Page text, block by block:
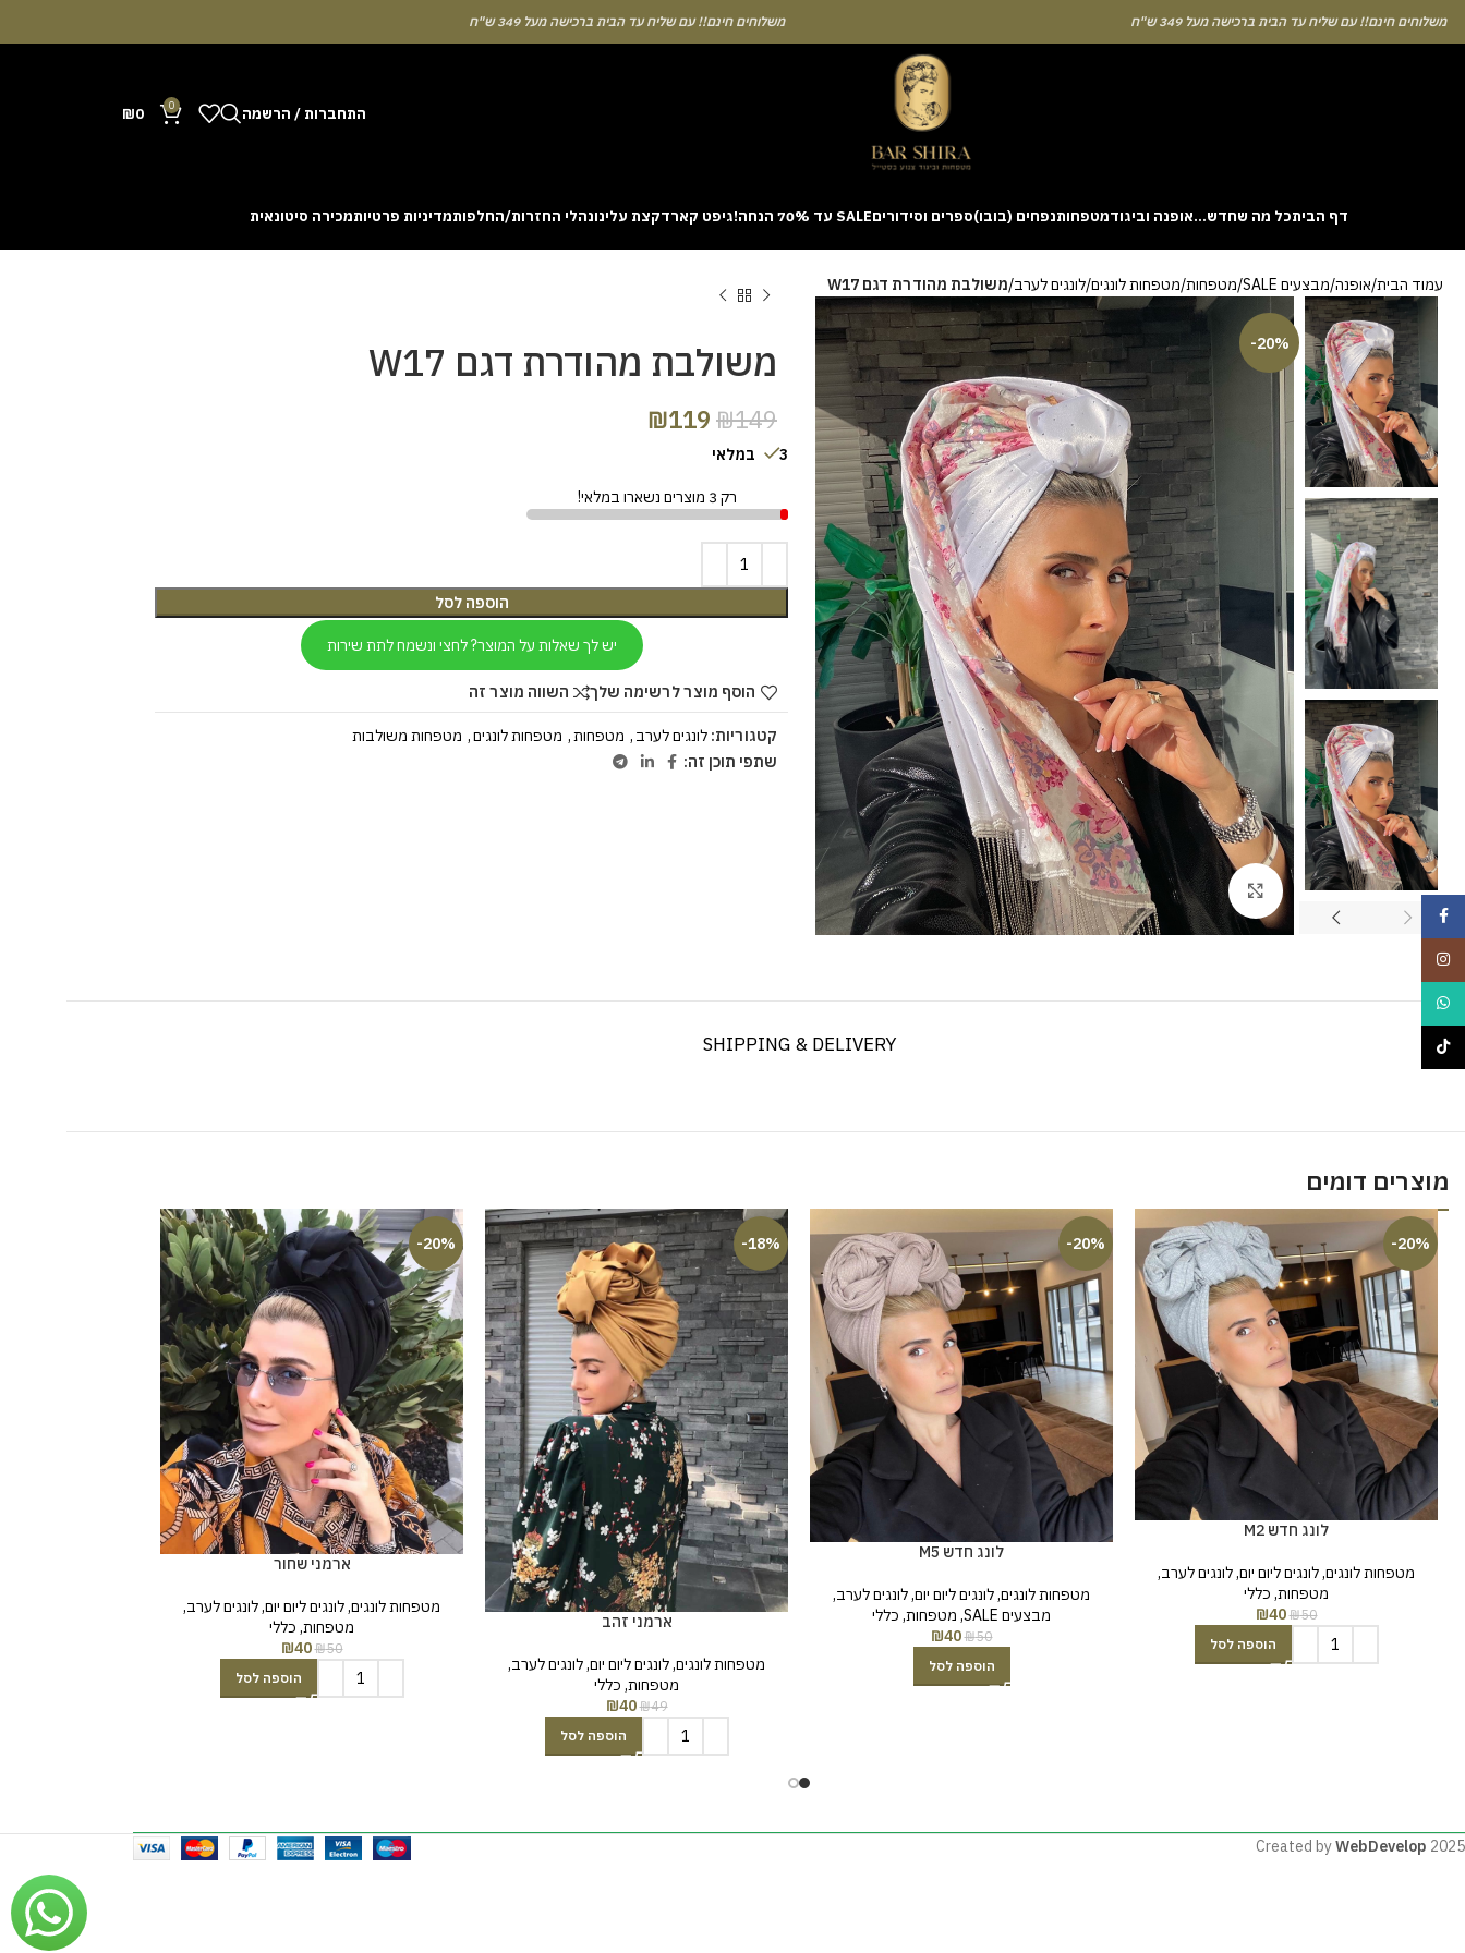
חינם!! עם שליח עד הבית ברכישה מעל 349 ש"ח משלוחים חינם!! עם שליח עד הבית ברכישה מעל 349 ש"ח
התחברות / הרשמה 0
₪0
דף הביתכל מה שחדש…אופנה וביגודמטפחותנפחים (בובו)ספרים וסידוריםSALE עד 70% הנחה! גיפט קארדקצת עלינונהלי החזרות/החלפותמדיניות פרטיותמכירה סיטונאית
cash out before a rising multiplier disappears from view. Learning the rhythm can take a few attempts. A helpful way to begin without risk is to use the Aviator demo mode and familiarise yourself
with the interface. Some enthusiasts share tactics on sites like [aviatordreamliner.com] where they discuss the statistical probability of long sessions. Reading these guides often reveals how the
provably fair system guarantees genuine randomness for every single bet you decide to place.
עמוד הבית אופנה מבצעים SALE מטפחות מטפחות לונגים לונגים לערב משולבת מהודרת דגם W17
-20%
Click to enlarge
משולבת מהודרת דגם W17
₪149
₪119
3 במלאי
רק 3 מוצרים נשארו במלאי!
הוספה לסל
יש לך שאלות על המוצר? לחצי ונשמח לתת שירות
הוסף מוצר לרשימה שלך השווה מוצר זה
קטגוריות: לונגים לערב , מטפחות, מטפחות לונגים, מטפחות משולבות
שתפי תוכן זה:
SHIPPING & DELIVERY
מוצרים דומים
-20%
לונג חדש M2
מטפחות לונגים, לונגים ליום יום, לונגים לערב,
מטפחות, כללי
₪50
₪40
הוספה לסל
-20%
לונג חדש M5
מטפחות לונגים,לונגים ליום יום,לונגים לערב,
מבצעים SALE
, מטפחות, כללי
₪50
₪40
הוספה לסל
-18%
ארמני זהב
מטפחות לונגים,לונגים ליום יום,לונגים לערב,
מטפחות, כללי
₪49
₪40
הוספה לסל
-20%
ארמני שחור
מטפחות לונגים,לונגים ליום יום,לונגים לערב,
מטפחות, כללי
₪50
₪40
הוספה לסל
Created byWebDevelop 2025
Facebook
WhatsApp